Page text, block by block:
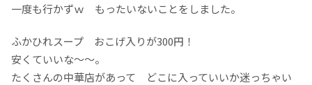
一度も行かずｗ もったいないことをしました。
ふかひれスープ おこげ入りが300円！
安くていいな～～。
たくさんの中華店があって どこに入っていいか迷っちゃい